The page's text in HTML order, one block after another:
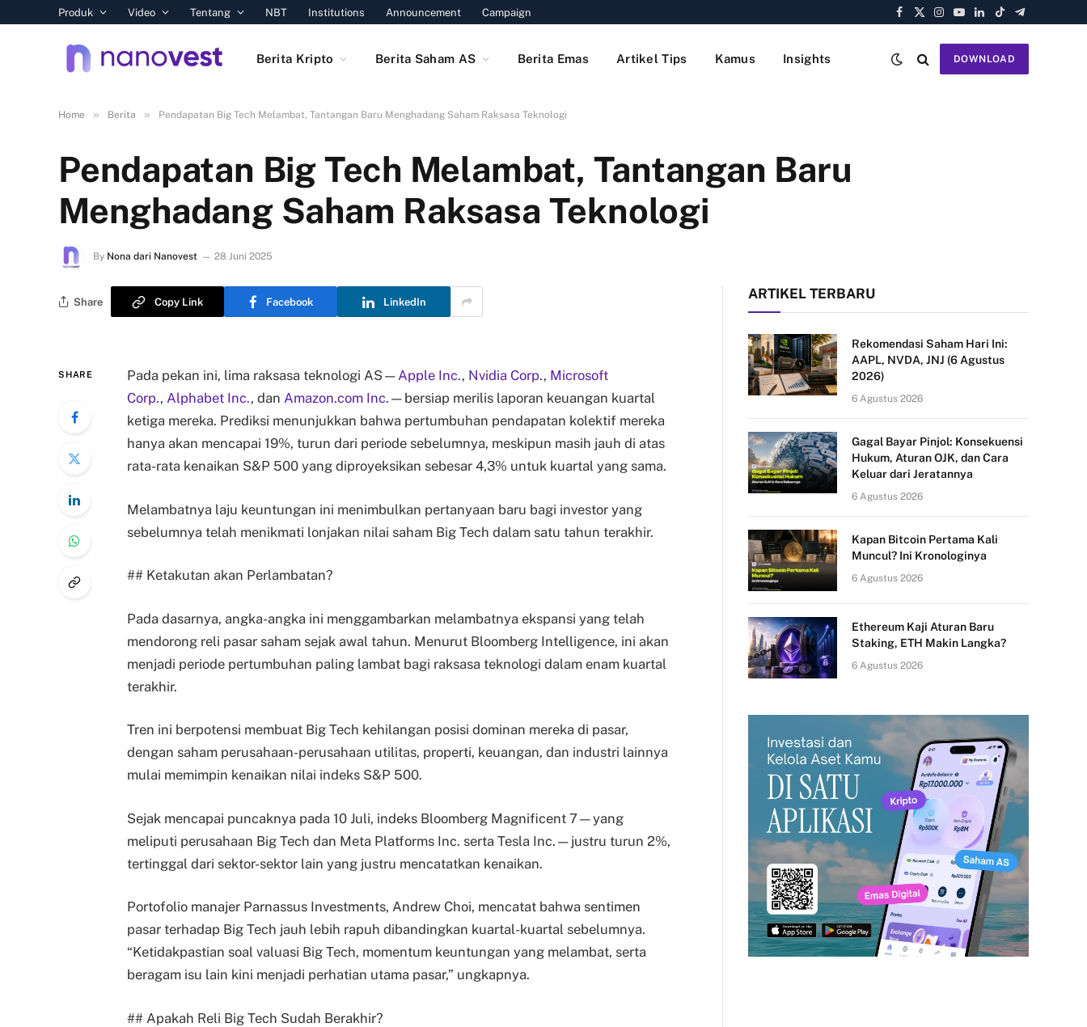
Produk Video Tentang NBT Institutions Announcement Campaign
Facebook
X
Instagram
YouTube
LinkedIn
TikTokTelegram
Berita Kripto Berita Saham AS Berita Emas Artikel Tips Kamus Insights DOWNLOAD
Home » Berita » Pendapatan Big Tech Melambat, Tantangan Baru Menghadang Saham Raksasa Teknologi
Pendapatan Big Tech Melambat, Tantangan Baru
Menghadang Saham Raksasa Teknologi
By Nona dari Nanovest 28 Juni 2025
Share Copy Link Facebook LinkedIn
SHARE Pada pekan ini, lima raksasa teknologi AS—Apple Inc., Nvidia Corp., Microsoft
Corp., Alphabet Inc., dan Amazon.com Inc. —bersiap merilis laporan keuangan kuartal
ketiga mereka. Prediksi menunjukkan bahwa pertumbuhan pendapatan kolektif mereka
hanya akan mencapai 19%, turun dari periode sebelumnya, meskipun masih jauh di atas
rata-rata kenaikan S&P 500 yang diproyeksikan sebesar 4,3% untuk kuartal yang sama.
Melambatnya laju keuntungan ini menimbulkan pertanyaan baru bagi investor yang
sebelumnya telah menikmati lonjakan nilai saham Big Tech dalam satu tahun terakhir.
## Ketakutan akan Perlambatan?
Pada dasarnya, angka-angka ini menggambarkan melambatnya ekspansi yang telah
mendorong reli pasar saham sejak awal tahun. Menurut Bloomberg Intelligence, ini akan
menjadi periode pertumbuhan paling lambat bagi raksasa teknologi dalam enam kuartal
terakhir.
Tren ini berpotensi membuat Big Tech kehilangan posisi dominan mereka di pasar,
dengan saham perusahaan-perusahaan utilitas, properti, keuangan, dan industri lainnya
mulai memimpin kenaikan nilai indeks S&P 500.
Sejak mencapai puncaknya pada 10 Juli, indeks Bloomberg Magnificent 7—yang
meliputi perusahaan Big Tech dan Meta Platforms Inc. serta Tesla Inc.—justru turun 2%,
tertinggal dari sektor-sektor lain yang justru mencatatkan kenaikan.
Portofolio manajer Parnassus Investments, Andrew Choi, mencatat bahwa sentimen
pasar terhadap Big Tech jauh lebih rapuh dibandingkan kuartal-kuartal sebelumnya.
“Ketidakpastian soal valuasi Big Tech, momentum keuntungan yang melambat, serta
beragam isu lain kini menjadi perhatian utama pasar,” ungkapnya.
## Apakah Reli Big Tech Sudah Berakhir?
ARTIKEL TERBARU
Rekomendasi Saham Hari Ini:
AAPL, NVDA, JNJ (6 Agustus
2026)
6 Agustus 2026
Gagal Bayar Pinjol: Konsekuensi
Hukum, Aturan OJK, dan Cara
Keluar dari Jeratannya
6 Agustus 2026
Kapan Bitcoin Pertama Kali
Muncul? Ini Kronologinya
6 Agustus 2026
Ethereum Kaji Aturan Baru
Staking, ETH Makin Langka?
6 Agustus 2026